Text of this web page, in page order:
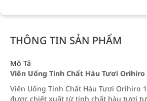
THÔNG TIN SẢN PHẨM
Mô Tả
Viên Uống Tinh Chất Hàu Tươi Orihiro
Viên Uống Tinh Chất Hàu Tươi Orihiro
được chiết xuất từ tinh chất hàu tươi